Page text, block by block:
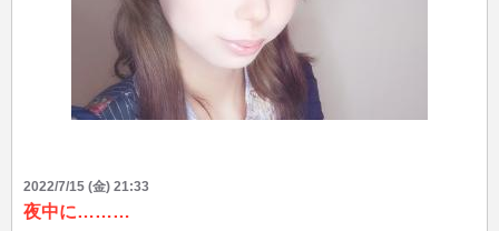
2022/7/15 (金) 21:33
夜中に………